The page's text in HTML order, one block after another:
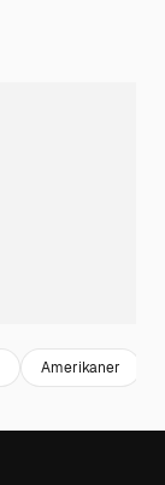
Amerikaner